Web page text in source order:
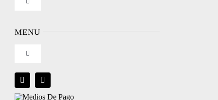
Toggle
Condiciones de uso
Política de privacidad
MENU
Toggle